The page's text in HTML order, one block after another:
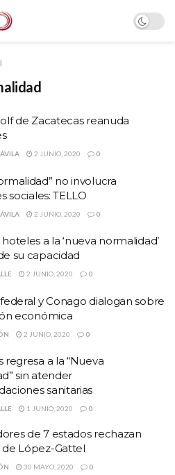
de Zacatecas reanuda
2 JUNIO, 2020 0
no involucra
sociales: TELLO
2 JUNIO, 2020 0
a la ‘nueva normalidad’
su capacidad
2 JUNIO, 2020 0
y Conago dialogan sobre
económica
2 JUNIO, 2020 0
regresa a la “Nueva
sin atender
sanitarias
1 JUNIO, 2020 0
de 7 estados rechazan
López-Gattel
30 MAYO, 2020 0